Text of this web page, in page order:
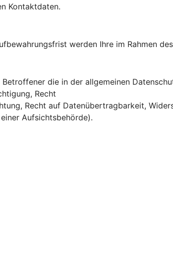
Kontaktdaten.
werden Ihre im Rahmen
die in der allgemeinen
Recht
Recht auf Datenübertragbarkeit,
Aufsichtsbehörde).